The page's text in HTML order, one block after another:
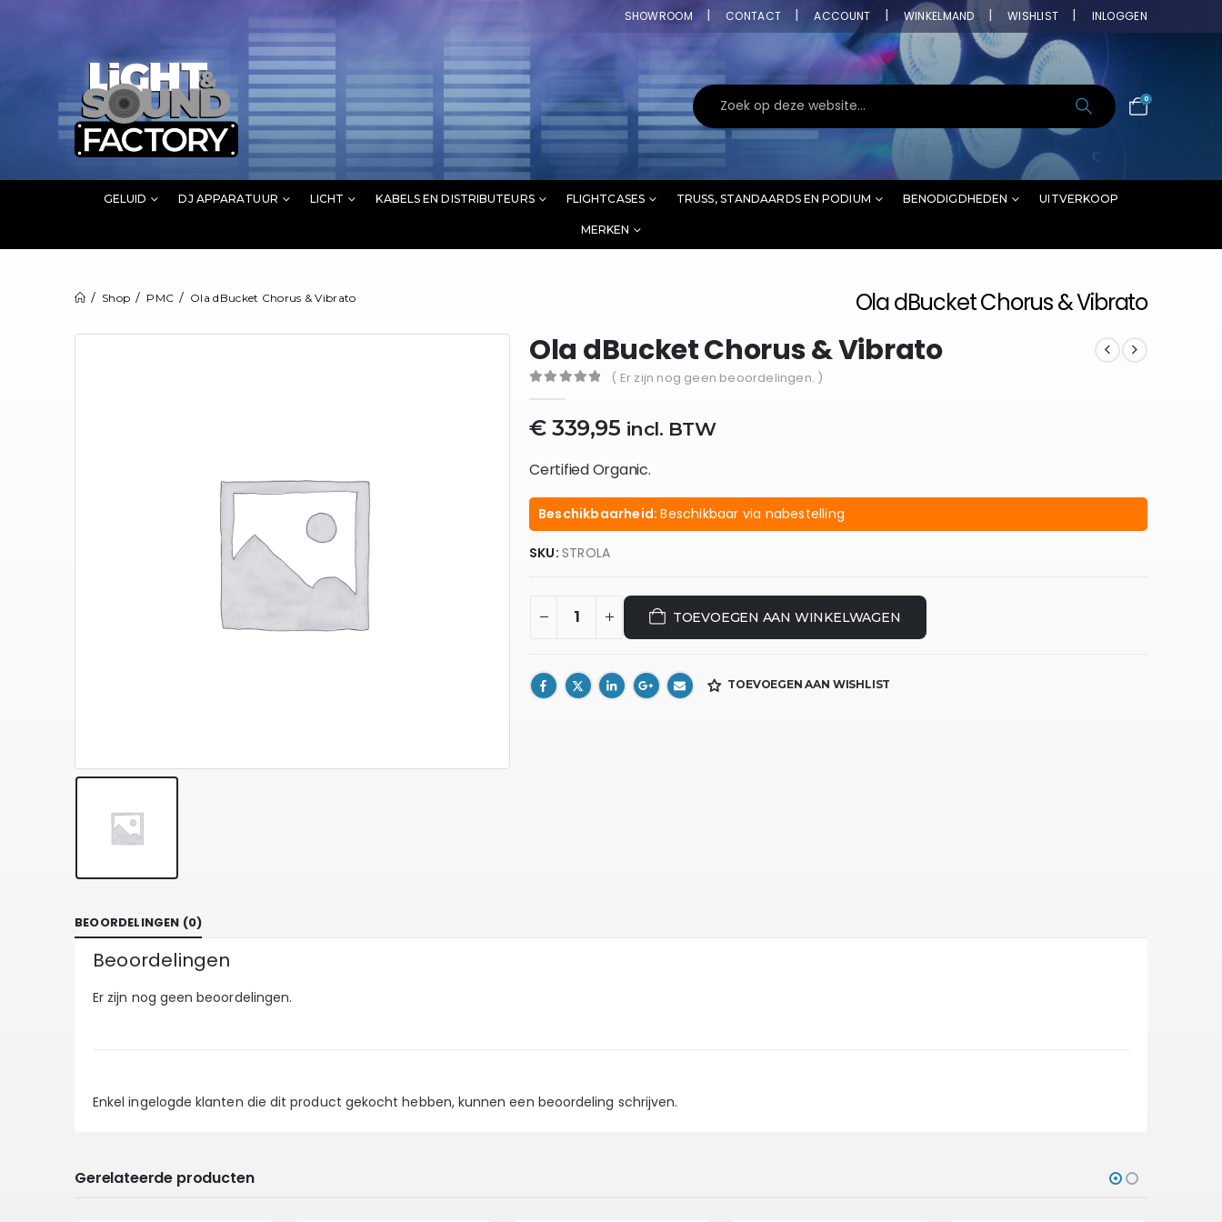
SHOWROOM CONTACT ACCOUNT WINKELMAND WISHLIST INLOGGEN
0
GELUID DJ APPARATUUR LICHT KABELS EN DISTRIBUTEURS FLIGHTCASES TRUSS, STANDAARDS EN PODIUM BENODIGDHEDEN UITVERKOOP
MERKEN
Ola dBucket Chorus & Vibrato
Shop PMC Ola dBucket Chorus & Vibrato
Ola dBucket Chorus & Vibrato
( Er zijn nog geen beoordelingen. )
€339,95 incl. BTW
Certified Organic.
Beschikbaarheid:Beschikbaar via nabestelling
SKU: STROLA
TOEVOEGEN AAN WINKELWAGEN
TOEVOEGEN AAN WISHLIST
BEOORDELINGEN (0)
Beoordelingen
Er zijn nog geen beoordelingen.
Enkel ingelogde klanten die dit product gekocht hebben, kunnen een beoordeling schrijven.
Gerelateerde producten